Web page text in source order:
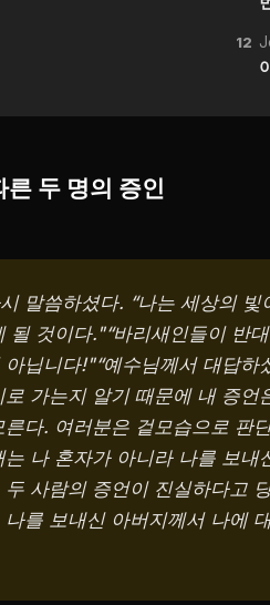
12
두 명의 증인
말씀하셨다. “나는 세상의
될 것이다."“바리새인들이 반
닙니다!"“예수님께서 대답
가는지 알기 때문에 내 증
른다. 여러분은 겉모습으로 판
나 혼자가 아니라 나를 보
사람의 증언이 진실하다고
를 보내신 아버지께서 나에